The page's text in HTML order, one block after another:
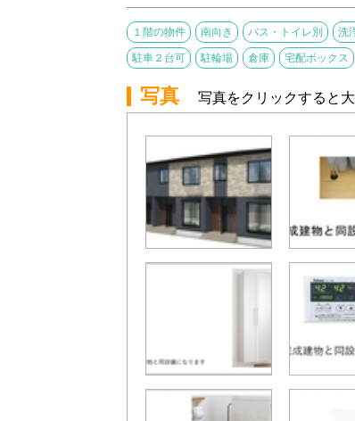
１階の物件 南向き バス・トイレ別 洗
駐車２台可 駐輪場 倉庫 宅配ボックス
写真 写真をクリックすると